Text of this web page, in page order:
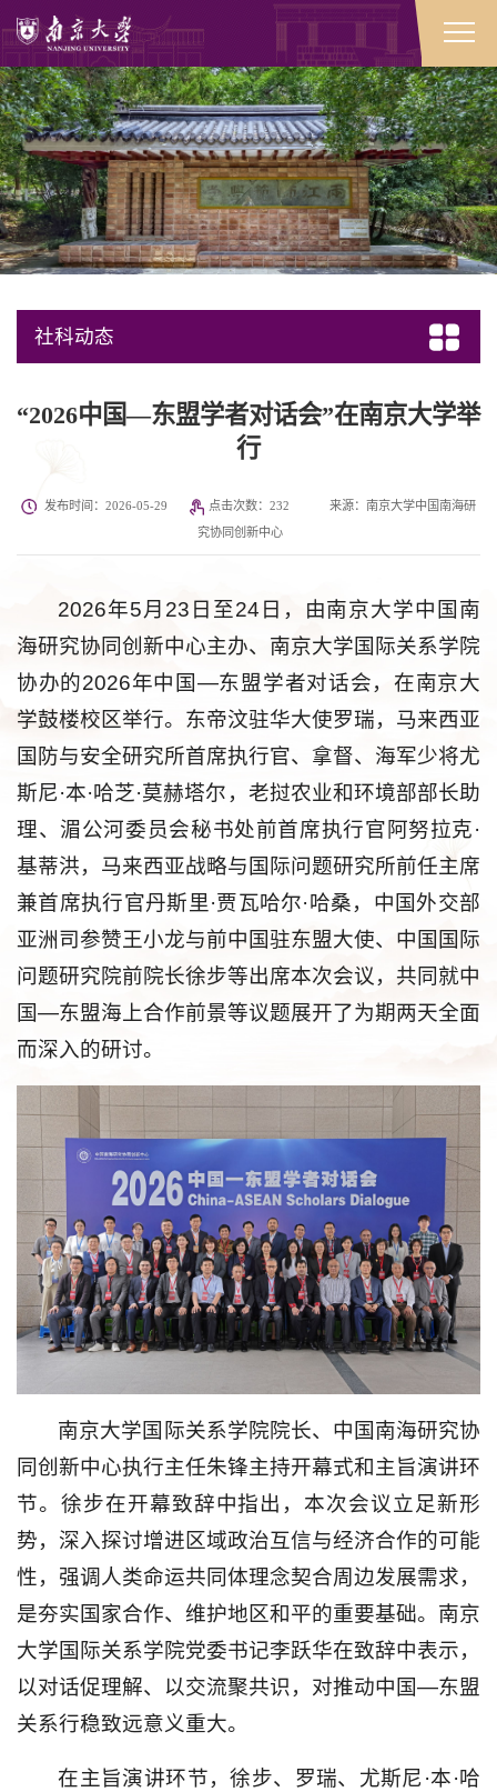
社科动态
“2026中国—东盟学者对话会”在南京大学举
行
发布时间：2026-05-29 点击次数：232
来源：南京大学中国南海研
究协同创新中心
2026年5月23日至24日，由南京大学中国南
海研究协同创新中心主办、南京大学国际关系学院
协办的2026年中国—东盟学者对话会，在南京大
学鼓楼校区举行。东帝汶驻华大使罗瑞，马来西亚
国防与安全研究所首席执行官、拿督、海军少将尤
斯尼·本·哈芝·莫赫塔尔，老挝农业和环境部部长助
理、湄公河委员会秘书处前首席执行官阿努拉克·
基蒂洪，马来西亚战略与国际问题研究所前任主席
兼首席执行官丹斯里·贾瓦哈尔·哈桑，中国外交部
亚洲司参赞王小龙与前中国驻东盟大使、中国国际
问题研究院前院长徐步等出席本次会议，共同就中
国—东盟海上合作前景等议题展开了为期两天全面
而深入的研讨。
南京大学国际关系学院院长、中国南海研究协
同创新中心执行主任朱锋主持开幕式和主旨演讲环
节。徐步在开幕致辞中指出，本次会议立足新形
势，深入探讨增进区域政治互信与经济合作的可能
性，强调人类命运共同体理念契合周边发展需求，
是夯实国家合作、维护地区和平的重要基础。南京
大学国际关系学院党委书记李跃华在致辞中表示，
以对话促理解、以交流聚共识，对推动中国—东盟
关系行稳致远意义重大。
在主旨演讲环节，徐步、罗瑞、尤斯尼·本·哈